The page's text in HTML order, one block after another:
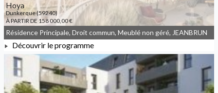
Hoya
Dunkerque (59240)
À PARTIR DE 158 000,00 €
À PARTIR DE 158 000,00 €
Résidence Principale, Droit commun, Meublé non géré, JEANBRUN
Découvrir le programme